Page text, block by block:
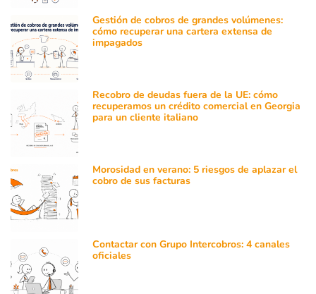
Gestión de cobros de grandes volúmenes:
cómo recuperar una cartera extensa de
impagados
Recobro de deudas fuera de la UE: cómo
recuperamos un crédito comercial en Georgia
para un cliente italiano
Morosidad en verano: 5 riesgos de aplazar el
cobro de sus facturas
Contactar con Grupo Intercobros: 4 canales
oficiales